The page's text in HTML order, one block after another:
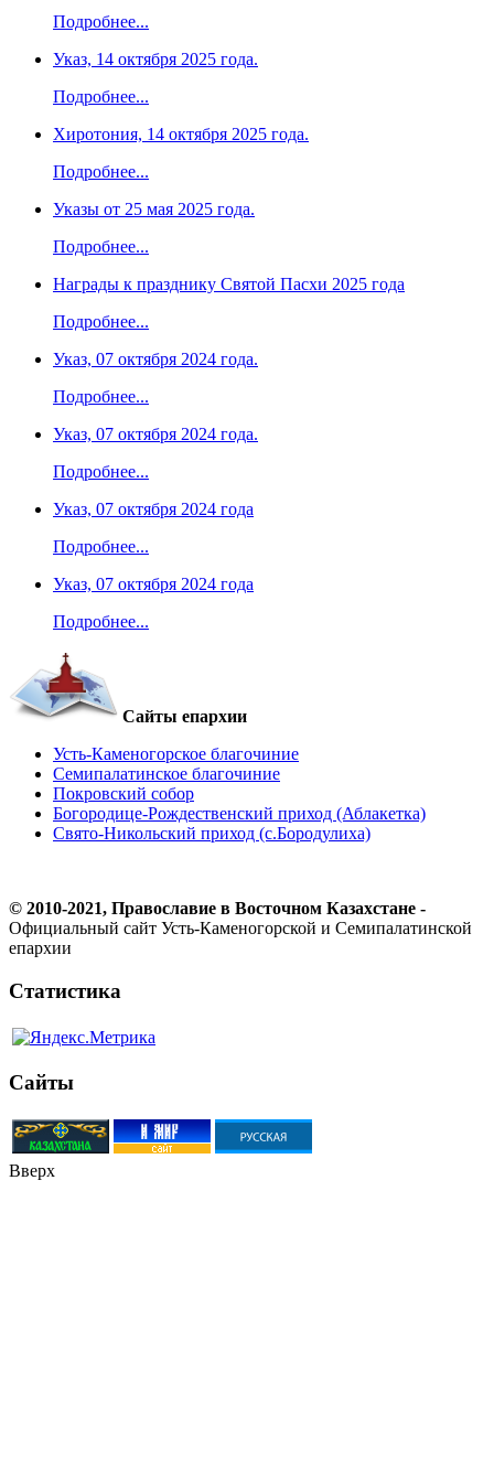
Подробнее...
Указ, 14 октября 2025 года.
Подробнее...
Хиротония, 14 октября 2025 года.
Подробнее...
Указы от 25 мая 2025 года.
Подробнее...
Награды к празднику Святой Пасхи 2025 года
Подробнее...
Указ, 07 октября 2024 года.
Подробнее...
Указ, 07 октября 2024 года.
Подробнее...
Указ, 07 октября 2024 года
Подробнее...
Указ, 07 октября 2024 года
Подробнее...
Сайты епархии
Усть-Каменогорское благочиние
Семипалатинское благочиние
Покровский собор
Богородице-Рождественский приход (Аблакетка)
Свято-Никольский приход (с.Бородулиха)
© 2010-2021, Православие в Восточном Казахстане -
Официальный сайт Усть-Каменогорской и Семипалатинской
епархии
Статистика
Сайты
Вверх